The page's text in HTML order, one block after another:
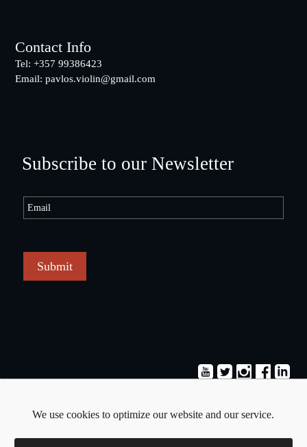
We use cookies to optimize our website and our service.
Contact Info
Tel: +357 99386423
Email:pavlos.violin@gmail.com
Subscribe to our Newsletter
Submit